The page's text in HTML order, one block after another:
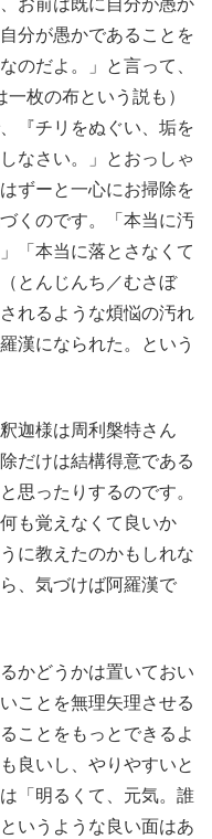
お前は既に自分が愚か
分が愚かであることを
のだよ。」と言って、
枚の布という説も）
『チリをぬぐい、垢を
なさい。」とおっしゃ
ずーと一心にお掃除を
くのです。「本当に汚
「本当に落とさなくて
とんじんち／むさぼ
れるような煩悩の汚れ
漢になられた。という
迦様は周利槃特さん
だけは結構得意である
思ったりするのです。
も覚えなくて良いか
に教えたのかもしれな
、気づけば阿羅漢で
かどうかは置いておい
ことを無理矢理させる
ことをもっとできるよ
良いし、やりやすいと
「明るくて、元気。誰
いうような良い面はあ